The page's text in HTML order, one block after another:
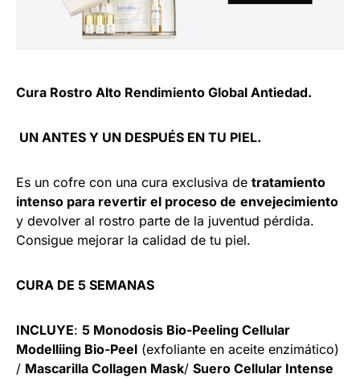
Cura Rostro Alto Rendimiento Global Antiedad.
UN ANTES Y UN DESPUÉS EN TU PIEL.
Es un cofre con una cura exclusiva de tratamiento
intenso para revertir el proceso de envejecimiento
y devolver al rostro parte de la juventud pérdida.
Consigue mejorar la calidad de tu piel.
CURA DE 5 SEMANAS
INCLUYE: 5 Monodosis Bio-Peeling Cellular
Modelliing Bio-Peel (exfoliante en aceite enzimático)
/ Mascarilla Collagen Mask/ Suero Cellular Intense